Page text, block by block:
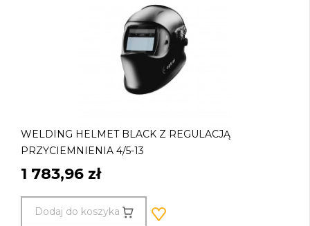
WELDING HELMET BLACK Z REGULACJĄ
PRZYCIEMNIENIA 4/5-13
1 783,96 zł
Dodaj do koszyka